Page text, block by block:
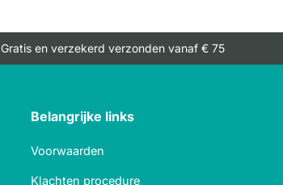
Gratis en verzekerd verzonden vanaf € 75
Belangrijke links
Voorwaarden
Klachten procedure